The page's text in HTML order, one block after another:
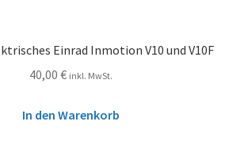
Einrad Inmotion V10 und V10F
40,00 € inkl. MwSt.
In den Warenkorb